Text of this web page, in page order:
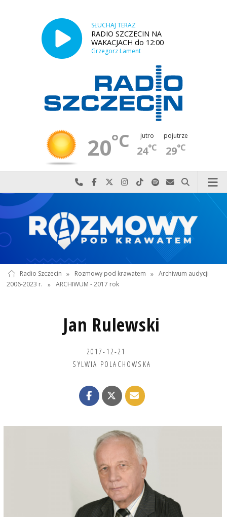
SŁUCHAJ TERAZ
RADIO SZCZECIN NA
WAKACJACH do 12:00
Grzegorz Lament
20°C jutro
24°C
pojutrze
29°C
Najlepiej po prostu do nas zadzwoń
Odwiedź nas na Facebook-u
Odwiedź nas na X
Odwiedź nas na Instagram-ie
Odwiedź nas na TikTok-u
Szukaj nas na Spotify
Wyślij do nas
Szukaj
Radio Szczecin » Rozmowy pod krawatem » Archiwum audycji
2006-2023 r.
» ARCHIWUM - 2017 rok
Jan Rulewski
2017-12-21
SYLWIA POLACHOWSKA